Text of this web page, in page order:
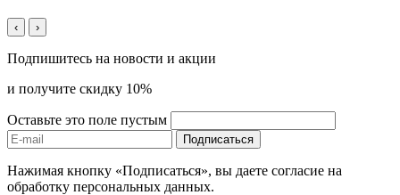
‹ ›
Подпишитесь на новости и акции
и получите скидку 10%
Оставьте это поле пустым
Подписаться
Нажимая кнопку «Подписаться», вы даете согласие на
обработку персональных данных.